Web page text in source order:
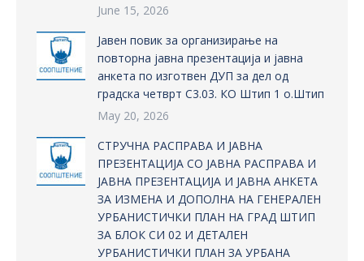
June 15, 2026
Јавен повик за организирање на
повторна јавна презентација и јавна
анкета по изготвен ДУП за дел од
градска четврт С3.03. КО Штип 1 о.Штип
May 20, 2026
СТРУЧНА РАСПРАВА И ЈАВНА
ПРЕЗЕНТАЦИЈА СО ЈАВНА РАСПРАВА И
ЈАВНА ПРЕЗЕНТАЦИЈА И ЈАВНА АНКЕТА
ЗА ИЗМЕНА И ДОПОЛНА НА ГЕНЕРАЛЕН
УРБАНИСТИЧКИ ПЛАН НА ГРАД ШТИП
ЗА БЛОК СИ 02 И ДЕТАЛЕН
УРБАНИСТИЧКИ ПЛАН ЗА УРБАНА